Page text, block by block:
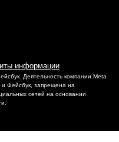
информации
Деятельность компании Meta
Фейсбук, запрещена на
сетей на основании